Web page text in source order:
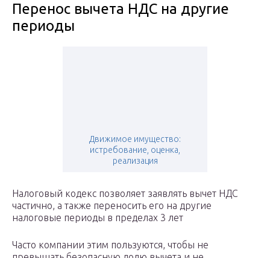
Перенос вычета НДС на другие
периоды
Движимое имущество:
истребование, оценка,
реализация
Налоговый кодекс позволяет заявлять вычет НДС
частично, а также переносить его на другие
налоговые периоды в пределах 3 лет
Часто компании этим пользуются, чтобы не